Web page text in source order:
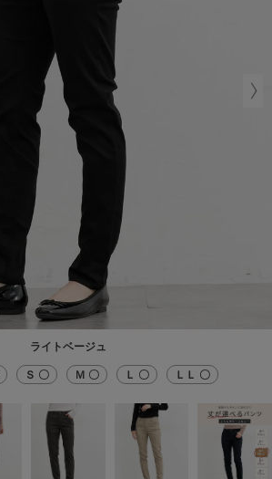
ライトベージュ
Ｓ 〇 Ｍ 〇 Ｌ 〇 ＬＬ 〇